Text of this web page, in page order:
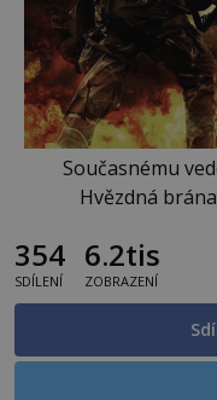
Současnému
Hvězdná
354
SDÍLENÍ
6.2tis
ZOBRAZENÍ